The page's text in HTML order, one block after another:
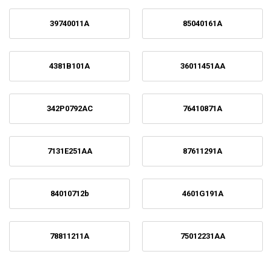
39740011A 85040161A
4381B101A 36011451AA
342P0792AC 76410871A
7131E251AA 87611291A
84010712b 4601G191A
78811211A 75012231AA